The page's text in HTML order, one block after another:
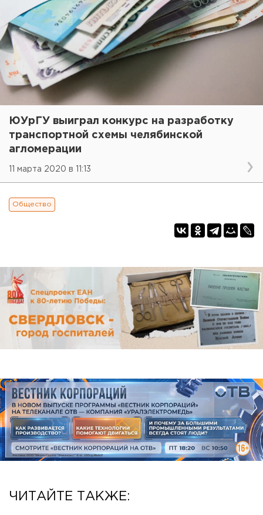
ЮУрГУ выиграл конкурс на разработку
транспортной схемы челябинской
агломерации
11 марта 2020 в 11:13
Общество
ЧИТАЙТЕ ТАКЖЕ: